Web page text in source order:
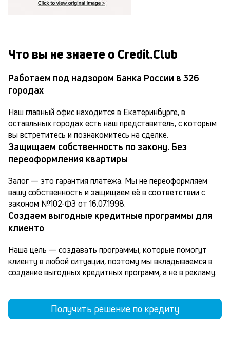
Что вы не знаете о Credit.Club
Работаем под надзором Банка России в 326
городах
Наш главный офис находится в Екатеринбурге, в
оставльных городах есть наш представитель, с которым
вы встретитесь и познакомитесь на сделке.
Защищаем собственность по закону. Без
переоформления квартиры
Залог — это гарантия платежа. Мы не переоформляем
вашу собственность и защищаем её в соответствии с
законом №102-ФЗ от 16.07.1998.
Создаем выгодные кредитные программы для
клиенто
Наша цель — создавать программы, которые помогут
клиенту в любой ситуации, поэтому мы вкладываемся в
создание выгодных кредитных программ, а не в рекламу.
Получить решение по кредиту